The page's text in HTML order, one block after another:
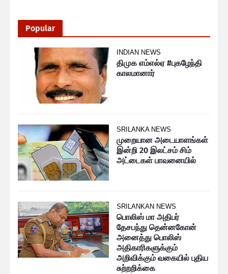
Popular
INDIAN NEWS
திமுக எம்எல்ஏ #புகழேந்தி
காலமானார்
SRILANKA NEWS
முறையான அடையாளங்கள்
இன்றி 20 இலட்சம் சிம்
அட்டைகள் பாவனையில்
SRILANKAN NEWS
பொலிஸ் மா அதிபர்
தேசபந்து தென்னகோன்
அனைத்து பொலிஸ்
அதிகாரிகளுக்கும்
அறிவிக்கும் வகையில் புதிய
சுற்றறிக்கை